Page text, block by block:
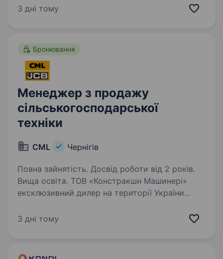
продажів у галузі сантехніки та освітлення.
3 дні тому
Бронювання
Менеджер з продажу
сільськогосподарської
техніки
CML Чернігів
Повна зайнятість. Досвід роботи від 2 років.
Вища освіта. ТОВ «Констракшн Машинері»
ексклюзивний дилер на території України
будівельної, с/г, дорожньої та кар'єрної
3 дні тому